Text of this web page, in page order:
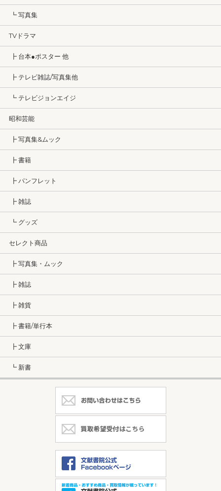
┗ 写真集
TVドラマ
┣ 台本●ポスター 他
┣ テレビ雑誌/写真集他
┗ テレビジョンエイジ
昭和芸能
┣ 写真集&ムック
┣ 書籍
┣ パンフレット
┣ 雑誌
┗ グッズ
セレクト商品
┣ 写真集・ムック
┣ 雑誌
┣ 雑貨
┣ 書籍/単行本
┣ 文庫
┗ 新書